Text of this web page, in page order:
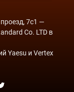
7с1 —
Co. LTD в
Yaesu и Vertex